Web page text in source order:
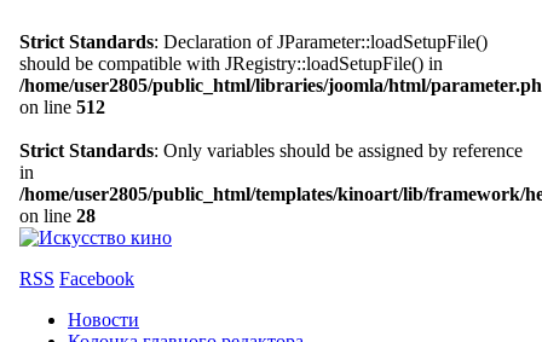
Strict Standards: Declaration of JParameter::loadSetupFile()
should be compatible with JRegistry::loadSetupFile() in
/home/user2805/public_html/libraries/joomla/html/
on line 512
Strict Standards: Only variables should be assigned by reference
in
/home/user2805/public_html/templates/kinoart/lib/framework/
on line 28
RSS Facebook
Новости